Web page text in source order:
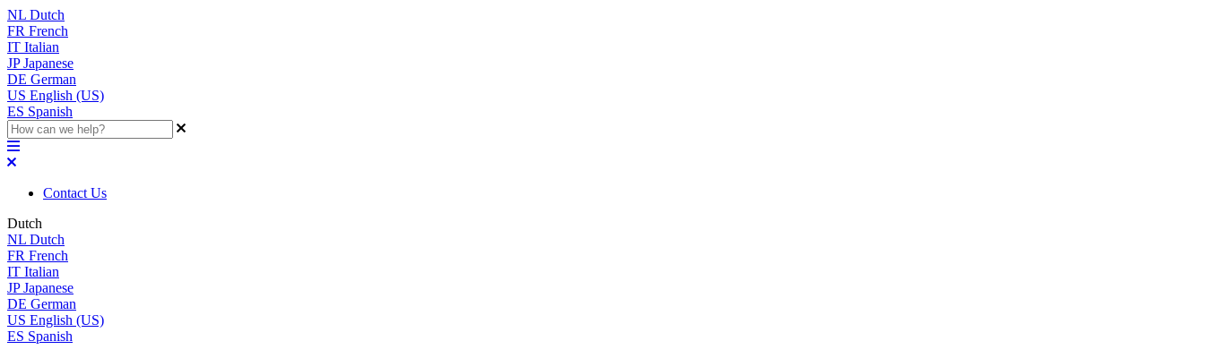
NL Dutch
FR French
IT Italian
JP Japanese
DE German
US English (US)
ES Spanish
Contact Us
Dutch
NL Dutch
FR French
IT Italian
JP Japanese
DE German
US English (US)
ES Spanish